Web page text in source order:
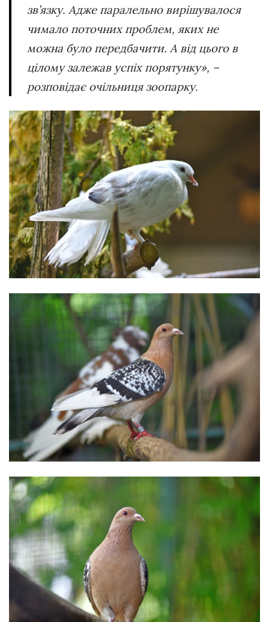
зв’язку. Адже паралельно вирішувалося
чимало поточних проблем, яких не
можна було передбачити. А від цього в
цілому залежав успіх порятунку», –
розповідає очільниця зоопарку.